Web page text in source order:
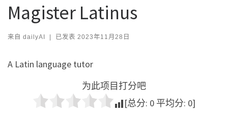
Magister Latinus
来自 dailyAI | 已发表 2023年11月28日
A Latin language tutor
为此项目打分吧
[总分: 0 平均分: 0]